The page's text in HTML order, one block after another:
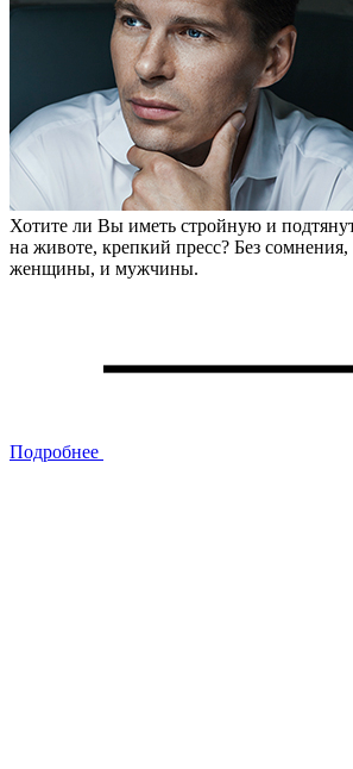
Хотите ли Вы иметь стройную и
на животе, крепкий пресс? Без сомнения,
женщины, и мужчины.
Подробнее